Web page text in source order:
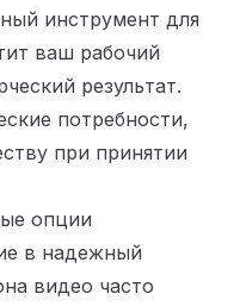
инструмент для
ваш рабочий
результат.
потребности,
при принятии
опции
в надежный
видео часто